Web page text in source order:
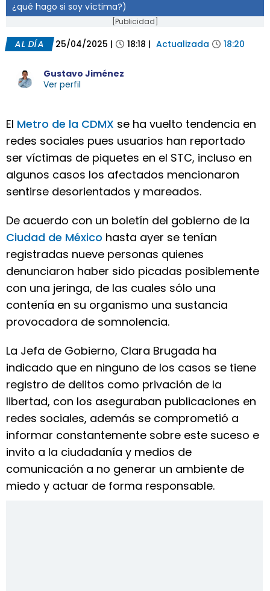
¿qué hago si soy víctima?)
[Publicidad]
AL DÍA 25/04/2025 | 18:18 | Actualizada 18:20
Gustavo Jiménez
Ver perfil
El Metro de la CDMX se ha vuelto tendencia en
redes sociales pues usuarios han reportado
ser víctimas de piquetes en el STC, incluso en
algunos casos los afectados mencionaron
sentirse desorientados y mareados.
De acuerdo con un boletín del gobierno de la
Ciudad de México hasta ayer se tenían
registradas nueve personas quienes
denunciaron haber sido picadas posiblemente
con una jeringa, de las cuales sólo una
contenía en su organismo una sustancia
provocadora de somnolencia.
La Jefa de Gobierno, Clara Brugada ha
indicado que en ninguno de los casos se tiene
registro de delitos como privación de la
libertad, con los aseguraban publicaciones en
redes sociales, además se comprometió a
informar constantemente sobre este suceso e
invito a la ciudadanía y medios de
comunicación a no generar un ambiente de
miedo y actuar de forma responsable.